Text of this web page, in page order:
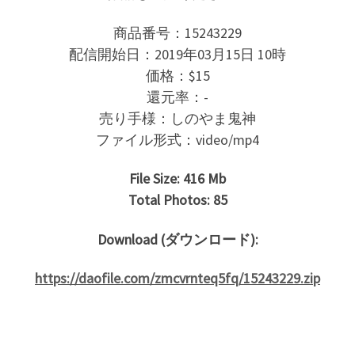
商品番号：15243229
配信開始日：2019年03月15日 10時
価格：$15
還元率：-
売り手様：しのやま鬼神
ファイル形式：video/mp4
File Size: 416 Mb
Total Photos: 85
Download (ダウンロード):
https://daofile.com/zmcvrnteq5fq/15243229.zip